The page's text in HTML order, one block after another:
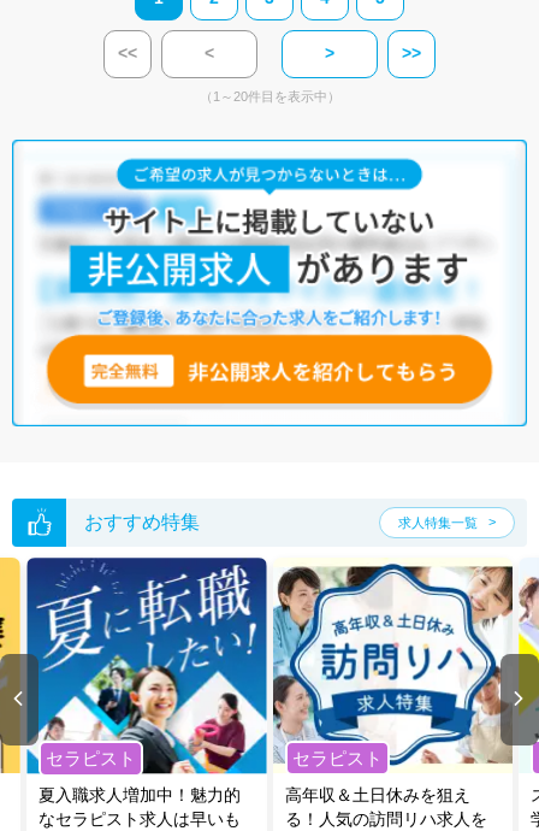
<< < > >>
（1～20件目を表示中）
おすすめ特集 求人特集一覧
セラピスト
夏入職求人増加中！魅力的
なセラピスト求人は早いも
セラピスト
高年収＆土日休みを狙え
る！人気の訪問リハ求人を